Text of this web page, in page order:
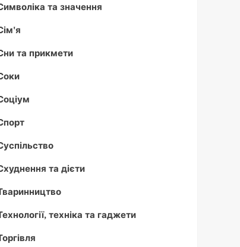
та значення
та прикмети
та дієти
техніка та гаджети